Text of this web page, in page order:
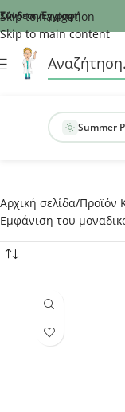
Recaptcha
Skip to navigation
Skip to main content
Σύνδεση/Εγγραφή
Summer
Αρχική σελίδα Προϊόν
Εμφάνιση του